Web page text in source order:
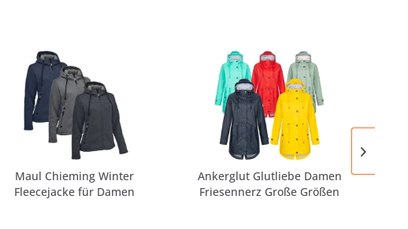
Maul Chieming Winter
Fleecejacke für Damen
Ankerglut Glutliebe Damen
Friesennerz Große Größen